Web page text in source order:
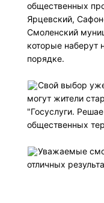
общественных
Ярцевский,
Смоленский
которые наберут
порядке.
Свой выбор
могут жители
"Госуслуги.
общественных
Уважаемые
отличных